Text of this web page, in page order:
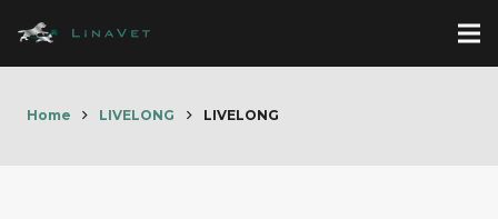
Home LIVELONG LIVELONG